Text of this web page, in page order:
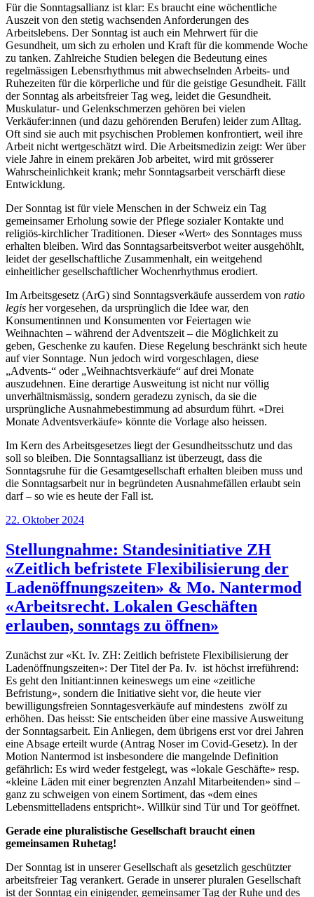
Für die Sonntagsallianz ist klar: Es braucht eine wöchentliche
Auszeit von den stetig wachsenden Anforderungen des
Arbeitslebens. Der Sonntag ist auch ein Mehrwert für die
Gesundheit, um sich zu erholen und Kraft für die kommende Woche
zu tanken. Zahlreiche Studien belegen die Bedeutung eines
regelmässigen Lebensrhythmus mit abwechselnden Arbeits- und
Ruhezeiten für die körperliche und für die geistige Gesundheit. Fällt
der Sonntag als arbeitsfreier Tag weg, leidet die Gesundheit.
Muskulatur- und Gelenkschmerzen gehören bei vielen
Verkäufer:innen (und dazu gehörenden Berufen) leider zum Alltag.
Oft sind sie auch mit psychischen Problemen konfrontiert, weil ihre
Arbeit nicht wertgeschätzt wird. Die Arbeitsmedizin zeigt: Wer über
viele Jahre in einem prekären Job arbeitet, wird mit grösserer
Wahrscheinlichkeit krank; mehr Sonntagsarbeit verschärft diese
Entwicklung.
Der Sonntag ist für viele Menschen in der Schweiz ein Tag
gemeinsamer Erholung sowie der Pflege sozialer Kontakte und
religiös-kirchlicher Traditionen. Dieser «Wert» des Sonntages muss
erhalten bleiben. Wird das Sonntagsarbeitsverbot weiter ausgehöhlt,
leidet der gesellschaftliche Zusammenhalt, ein weitgehend
einheitlicher gesellschaftlicher Wochenrhythmus erodiert.
Im Arbeitsgesetz (ArG) sind Sonntagsverkäufe ausserdem von ratio
legis her vorgesehen, da ursprünglich die Idee war, den
Konsumentinnen und Konsumenten vor Feiertagen wie
Weihnachten – während der Adventszeit – die Möglichkeit zu
geben, Geschenke zu kaufen. Diese Regelung beschränkt sich heute
auf vier Sonntage. Nun jedoch wird vorgeschlagen, diese
„Advents-“ oder „Weihnachtsverkäufe“ auf drei Monate
auszudehnen. Eine derartige Ausweitung ist nicht nur völlig
unverhältnismässig, sondern geradezu zynisch, da sie die
ursprüngliche Ausnahmebestimmung ad absurdum führt. «Drei
Monate Adventsverkäufe» könnte die Vorlage also heissen.
Im Kern des Arbeitsgesetzes liegt der Gesundheitsschutz und das
soll so bleiben. Die Sonntagsallianz ist überzeugt, dass die
Sonntagsruhe für die Gesamtgesellschaft erhalten bleiben muss und
die Sonntagsarbeit nur in begründeten Ausnahmefällen erlaubt sein
darf – so wie es heute der Fall ist.
Veröffentlicht
22. Oktober 2024
Stellungnahme: Standesinitiative ZH
«Zeitlich befristete Flexibilisierung der
Ladenöffnungszeiten» & Mo. Nantermod
«Arbeitsrecht. Lokalen Geschäften
erlauben, sonntags zu öffnen»
Zunächst zur «Kt. Iv. ZH: Zeitlich befristete Flexibilisierung der
Ladenöffnungszeiten»: Der Titel der Pa. Iv. ist höchst irreführend:
Es geht den Initiant:innen keineswegs um eine «zeitliche
Befristung», sondern die Initiative sieht vor, die heute vier
bewilligungsfreien Sonntagesverkäufe auf mindestens zwölf zu
erhöhen. Das heisst: Sie entscheiden über eine massive Ausweitung
der Sonntagsarbeit. Ein Anliegen, dem übrigens erst vor drei Jahren
eine Absage erteilt wurde (Antrag Noser im Covid-Gesetz). In der
Motion Nantermod ist insbesondere die mangelnde Definition
gefährlich: Es wird weder festgelegt, was «lokale Geschäfte» resp.
«kleine Läden mit einer begrenzten Anzahl Mitarbeitenden» sind –
ganz zu schweigen von einem Sortiment, das «dem eines
Lebensmittelladens entspricht». Willkür sind Tür und Tor geöffnet.
Gerade eine pluralistische Gesellschaft braucht einen
gemeinsamen Ruhetag!
Der Sonntag ist in unserer Gesellschaft als gesetzlich geschützter
arbeitsfreier Tag verankert. Gerade in unserer pluralen Gesellschaft
ist der Sonntag ein einigender, gemeinsamer Tag der Ruhe und des